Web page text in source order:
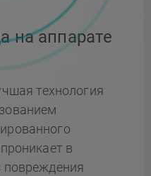
на аппарате
технология
в
повреждения